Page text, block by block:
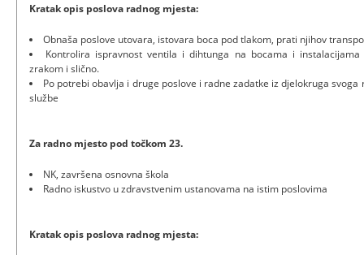
Kratak opis poslova radnog mjesta:
Obnaša poslove utovara, istovara boca pod tlakom, prati njihov
Kontrolira ispravnost ventila i dihtunga na bocama i
zrakom i slično.
Po potrebi obavlja i druge poslove i radne zadatke iz djelokruga
službe
Za radno mjesto pod točkom 23.
NK, završena osnovna škola
Radno iskustvo u zdravstvenim ustanovama na istim poslovima
Kratak opis poslova radnog mjesta: